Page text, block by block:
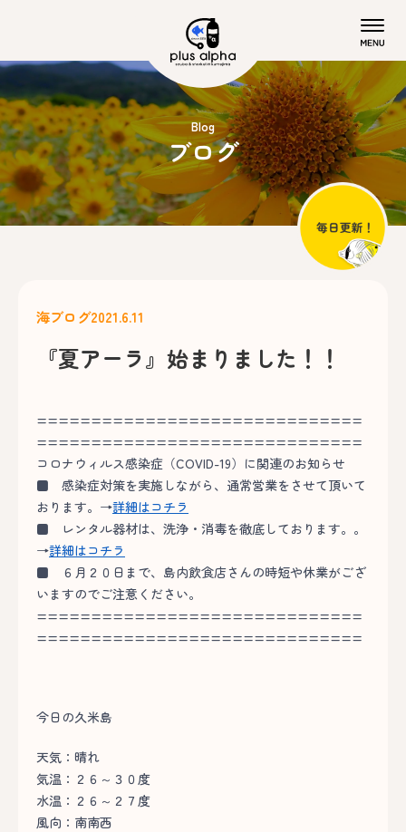
Blog
ブログ
海ブログ2021.6.11
『夏アーラ』始まりました！！
==============================
==============================
コロナウィルス感染症（COVID-19）に関連のお知らせ
■ 感染症対策を実施しながら、通常営業をさせて頂いて
おります。→詳細はコチラ
■ レンタル器材は、洗浄・消毒を徹底しております。。
→詳細はコチラ
■ ６月２０日まで、島内飲食店さんの時短や休業がござ
いますのでご注意ください。
==============================
==============================
今日の久米島
天気：晴れ
気温：２６～３０度
水温：２６～２７度
風向：南南西